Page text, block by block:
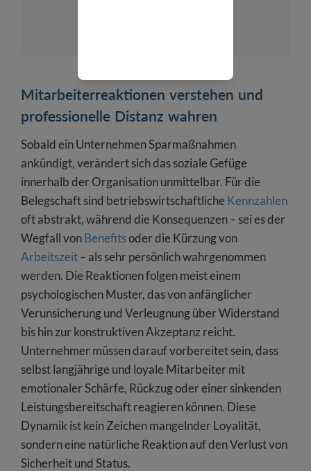
Mitarbeiterreaktionen verstehen und
professionelle Distanz wahren
Sobald ein Unternehmen Sparmaßnahmen
ankündigt, verändert sich das soziale Gefüge
innerhalb der Organisation unmittelbar. Für die
Belegschaft sind betriebswirtschaftliche Kennzahlen
oft abstrakt, während die Konsequenzen – sei es der
Wegfall vonBenefitsoder die Kürzung von
Arbeitszeit– als sehr persönlich wahrgenommen
werden. Die Reaktionen folgen meist einem
psychologischen Muster, das von anfänglicher
Verunsicherung und Verleugnung über Widerstand
bis hin zur konstruktiven Akzeptanz reicht.
Unternehmer müssen darauf vorbereitet sein, dass
selbst langjährige und loyale Mitarbeiter mit
emotionaler Schärfe, Rückzug oder einer sinkenden
Leistungsbereitschaft reagieren können. Diese
Dynamik ist kein Zeichen mangelnder Loyalität,
sondern eine natürliche Reaktion auf den Verlust von
Sicherheit und Status.